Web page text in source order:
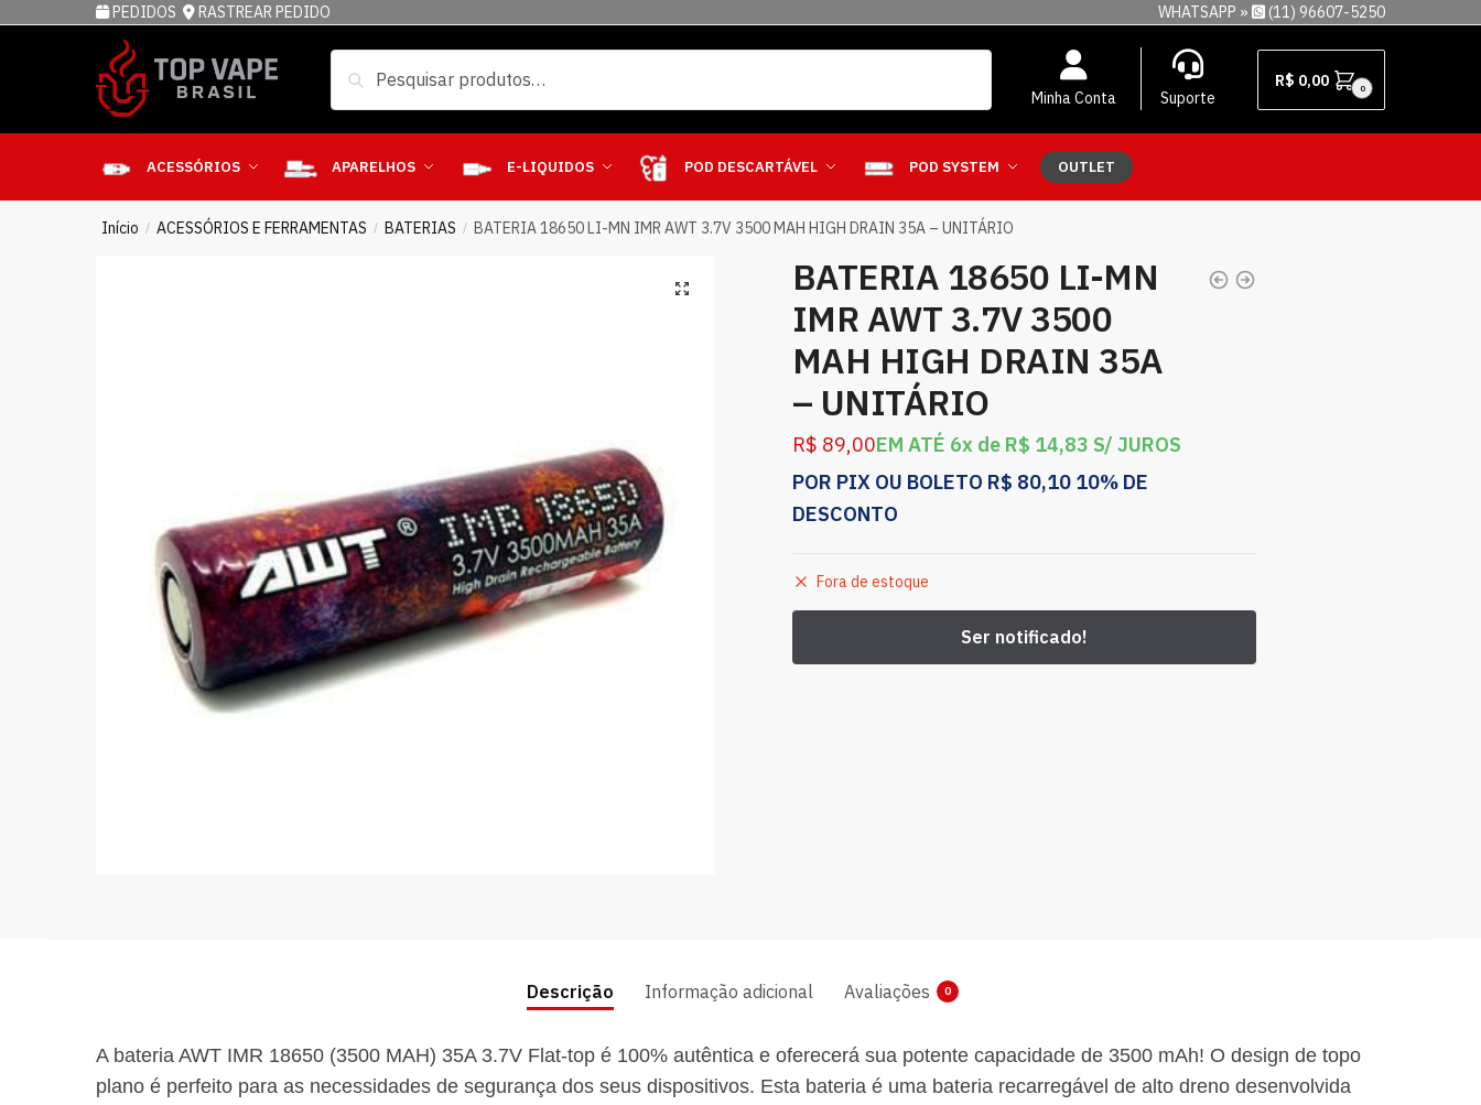
PEDIDOS RASTREAR PEDIDO WHATSAPP » (11) 96607-5250
Minha Conta Suporte
R$ 0,00 0
ACESSÓRIOS APARELHOS E-LIQUIDOS POD DESCARTÁVEL POD SYSTEM OUTLET
Início / ACESSÓRIOS E FERRAMENTAS / BATERIAS / BATERIA 18650 LI-MN IMR AWT 3.7V 3500 MAH HIGH DRAIN 35A – UNITÁRIO
BATERIA 18650 LI-MN
IMR AWT 3.7V 3500
MAH HIGH DRAIN 35A
– UNITÁRIO
R$ 89,00EM ATÉ 6x de R$ 14,83 S/ JUROS
POR PIX OU BOLETO R$ 80,10 10% DE
DESCONTO
Fora de estoque
Descrição Informação adicional Avaliações 0
A bateria AWT IMR 18650 (3500 MAH) 35A 3.7V Flat-top é 100% autêntica e oferecerá sua potente capacidade de 3500 mAh! O design de topo
plano é perfeito para as necessidades de segurança dos seus dispositivos. Esta bateria é uma bateria recarregável de alto dreno desenvolvida